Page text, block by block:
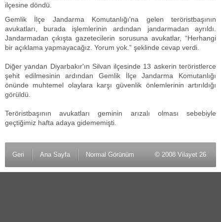
ilçesine döndü.
Gemlik İlçe Jandarma Komutanlığı'na gelen teröristbaşının
avukatları, burada işlemlerinin ardından jandarmadan ayrıldı.
Jandarmadan çıkışta gazetecilerin sorusuna avukatlar, “Herhangi
bir açıklama yapmayacağız. Yorum yok.” şeklinde cevap verdi.
Diğer yandan Diyarbakır'ın Silvan ilçesinde 13 askerin teröristlerce
şehit edilmesinin ardından Gemlik İlçe Jandarma Komutanlığı
önünde muhtemel olaylara karşı güvenlik önlemlerinin artırıldığı
görüldü.
Teröristbaşının avukatları geminin arızalı olması sebebiyle
geçtiğimiz hafta adaya gidememişti.
Geri Ana Sayfa Normal Görünüm © 2008 Vilayet 26